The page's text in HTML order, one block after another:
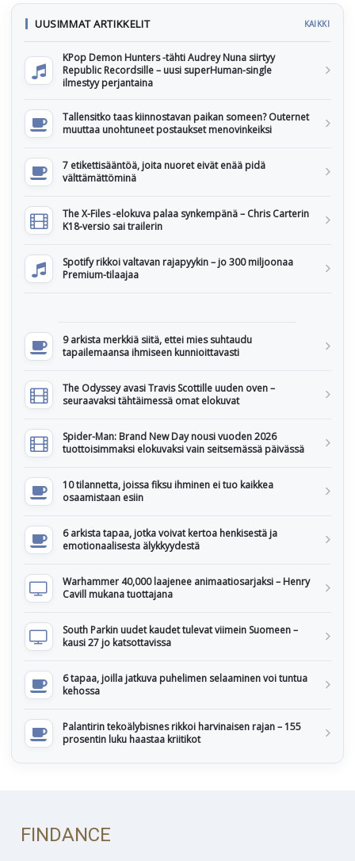
UUSIMMAT ARTIKKELIT KAIKKI
KPop Demon Hunters -tähti Audrey Nuna siirtyy
Republic Recordsille – uusi superHuman-single
ilmestyy perjantaina
Tallensitko taas kiinnostavan paikan someen? Outernet
muuttaa unohtuneet postaukset menovinkeiksi
7 etikettisääntöä, joita nuoret eivät enää pidä
välttämättöminä
The X-Files -elokuva palaa synkempänä – Chris Carterin
K18-versio sai trailerin
Spotify rikkoi valtavan rajapyykin – jo 300 miljoonaa
Premium-tilaajaa
9 arkista merkkiä siitä, ettei mies suhtaudu
tapailemaansa ihmiseen kunnioittavasti
The Odyssey avasi Travis Scottille uuden oven –
seuraavaksi tähtäimessä omat elokuvat
Spider-Man: Brand New Day nousi vuoden 2026
tuottoisimmaksi elokuvaksi vain seitsemässä päivässä
10 tilannetta, joissa fiksu ihminen ei tuo kaikkea
osaamistaan esiin
6 arkista tapaa, jotka voivat kertoa henkisestä ja
emotionaalisesta älykkyydestä
Warhammer 40,000 laajenee animaatiosarjaksi – Henry
Cavill mukana tuottajana
South Parkin uudet kaudet tulevat viimein Suomeen –
kausi 27 jo katsottavissa
6 tapaa, joilla jatkuva puhelimen selaaminen voi tuntua
kehossa
Palantirin tekoälybisnes rikkoi harvinaisen rajan – 155
prosentin luku haastaa kriitikot
FINDANCE